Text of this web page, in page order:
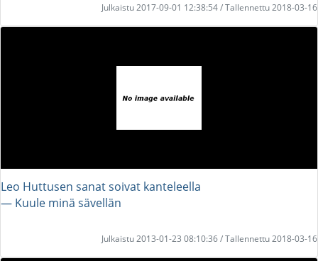
Julkaistu 2017-09-01 12:38:54 / Tallennettu 2018-03-16
Leo Huttusen sanat soivat kanteleella
― Kuule minä sävellän
Julkaistu 2013-01-23 08:10:36 / Tallennettu 2018-03-16